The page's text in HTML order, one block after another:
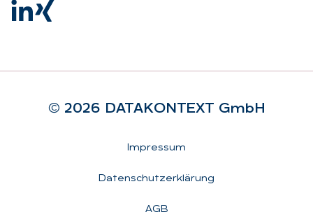
© 2026 DA­TA­KON­TEXT GmbH
Impressum
Datenschutzerklärung
AGB